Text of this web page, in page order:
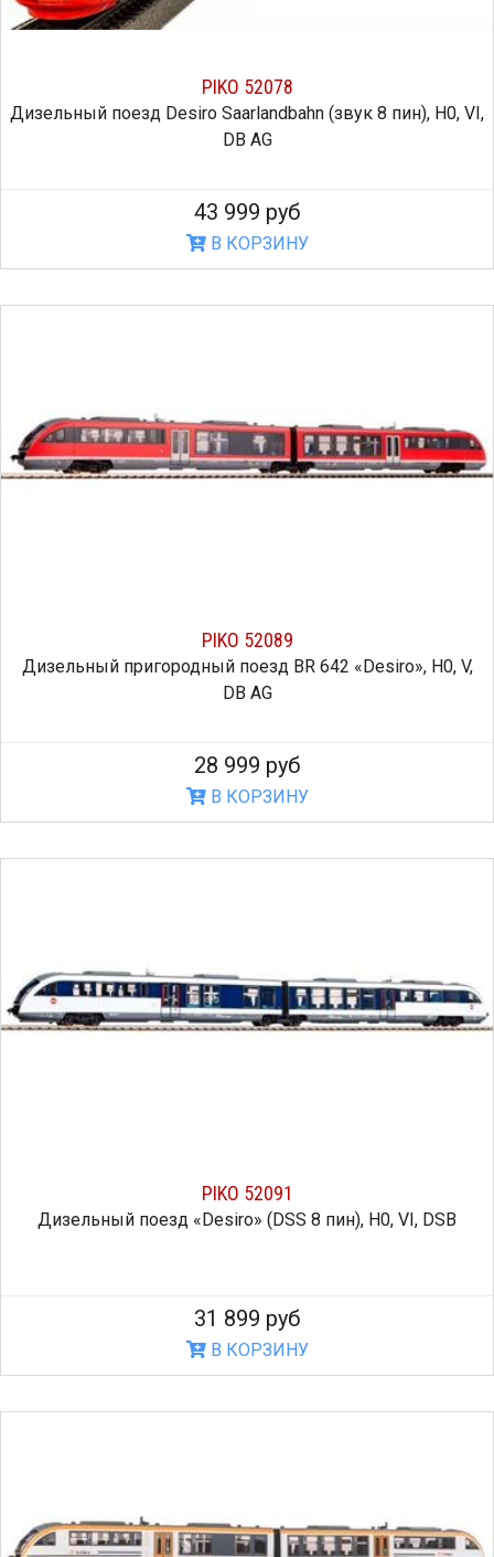
PIKO 52078
Дизельный поезд Desiro Saarlandbahn (звук 8 пин), H0, VI,
DB AG
43 999 руб
В КОРЗИНУ
PIKO 52089
Дизельный пригородный поезд BR 642 «Desiro», H0, V,
DB AG
28 999 руб
В КОРЗИНУ
PIKO 52091
Дизельный поезд «Desiro» (DSS 8 пин), H0, VI, DSB
31 899 руб
В КОРЗИНУ